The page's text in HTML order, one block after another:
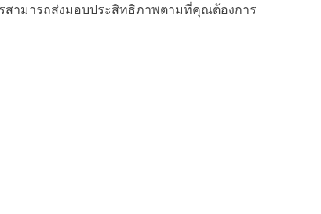
ามารถส่งมอบประสิทธิภาพตามที่คุณต้องการ